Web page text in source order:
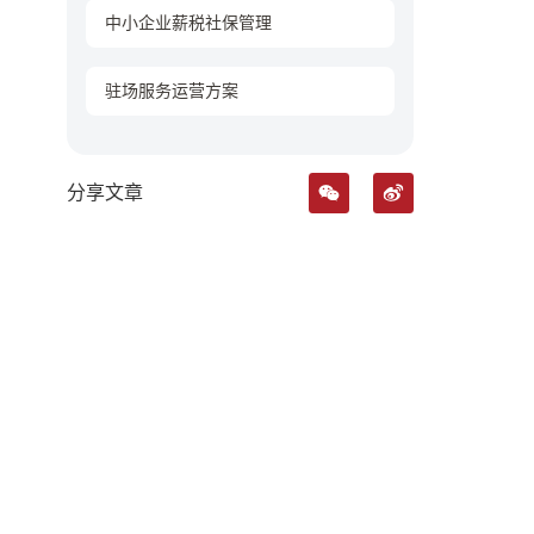
中小企业薪税社保管理
驻场服务运营方案
分享文章